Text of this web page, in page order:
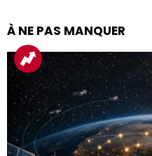
À NE PAS MANQUER